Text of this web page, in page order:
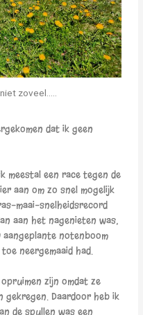
zoveel.....
dat ik geen
meestal een race tegen de
aan om zo snel mogelijk
maai-snelheidsrecord
aan het nagenieten was,
notenboom
neergemaaid had.
zijn omdat ze
gekregen. Daardoor heb ik
de spullen was een